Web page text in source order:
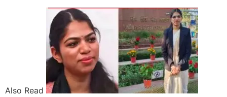
Also Read